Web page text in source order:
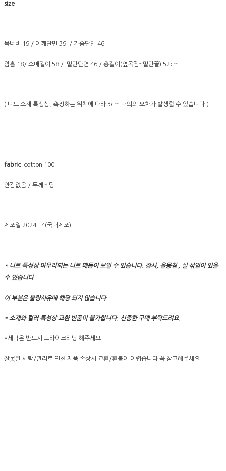
size
목너비 19 / 어깨단면 39 / 가슴단면 46
암홀 18/ 소매길이 58 / 밑단단면 46 / 총길이(옆목점~밑단끝) 52cm
( 니트 소재 특성상, 측정하는 위치에 따라 3cm 내외의 오차가 발생할 수 있습니다.)
fabric cotton 100
안감없음 / 두께적당
제조일 2024. 4(국내제조)
* 니트 특성상 마무리되는 니트 매듭이 보일 수 있습니다. 잡사, 올뭉침 , 실 섞임이 있을
수 있습니다
이 부분은 불량사유에 해당 되지 않습니다
* 소재와 컬러 특성상 교환 반품이 불가합니다. 신중한 구매 부탁드려요.
*세탁은 반드시 드라이크리닝 해주세요
잘못된 세탁/관리로 인한 제품 손상시 교환/환불이 어렵습니다 꼭 참고해주세요